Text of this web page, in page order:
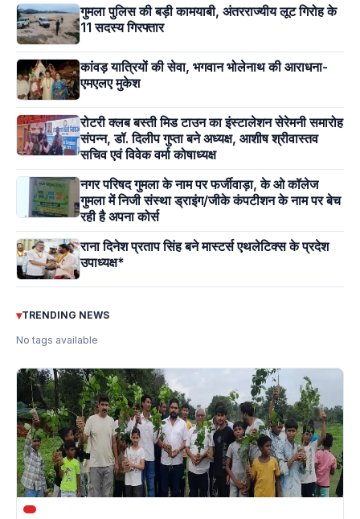
गुमला पुलिस की बड़ी कामयाबी, अंतरराज्यीय लूट गिरोह के
11 सदस्य गिरफ्तार
कांवड़ यात्रियों की सेवा, भगवान भोलेनाथ की आराधना-
एमएलए मुकेश
रोटरी क्लब बस्ती मिड टाउन का इंस्टालेशन सेरेमनी समारोह
संपन्न, डॉ. दिलीप गुप्ता बने अध्यक्ष, आशीष श्रीवास्तव
सचिव एवं विवेक वर्मा कोषाध्यक्ष
नगर परिषद गुमला के नाम पर फर्जीवाड़ा, के ओ कॉलेज
गुमला में निजी संस्था ड्राइंग/जीके कंपटीशन के नाम पर बेच
रही है अपना कोर्स
राना दिनेश प्रताप सिंह बने मास्टर्स एथलेटिक्स के प्रदेश
उपाध्यक्ष*
▾TRENDING NEWS
No tags available